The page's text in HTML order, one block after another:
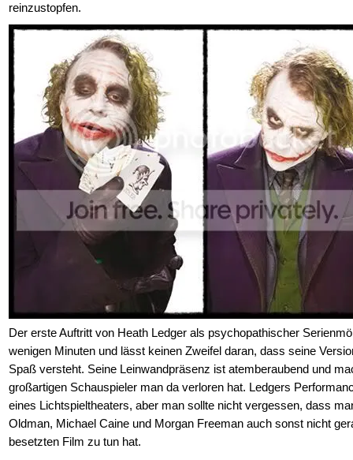
reinzustopfen.
Der erste Auftritt von Heath Ledger als psychopathischer
wenigen Minuten und lässt keinen Zweifel daran, dass seine
Spaß versteht. Seine Leinwandpräsenz ist atemberaubend und
großartigen Schauspieler man da verloren hat. Ledgers
eines Lichtspieltheaters, aber man sollte nicht vergessen, dass
Oldman, Michael Caine und Morgan Freeman auch sonst nicht
besetzten Film zu tun hat.